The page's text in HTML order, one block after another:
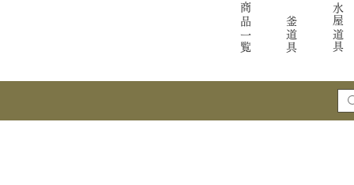
商品一覧 釜道具 水屋道具